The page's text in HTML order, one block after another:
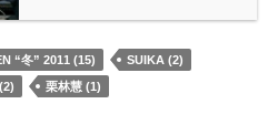
“冬” 2011 (15)
SUIKA (2)
栗林慧 (1)